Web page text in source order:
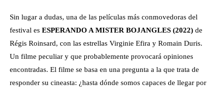
Sin lugar a dudas, una de las películas más conmovedoras del
festival es ESPERANDO A MISTER BOJANGLES (2022) de
Régis Roinsard, con las estrellas Virginie Efira y Romain Duris.
Un filme peculiar y que probablemente provocará opiniones
encontradas. El filme se basa en una pregunta a la que trata de
responder su cineasta: ¿hasta dónde somos capaces de llegar por